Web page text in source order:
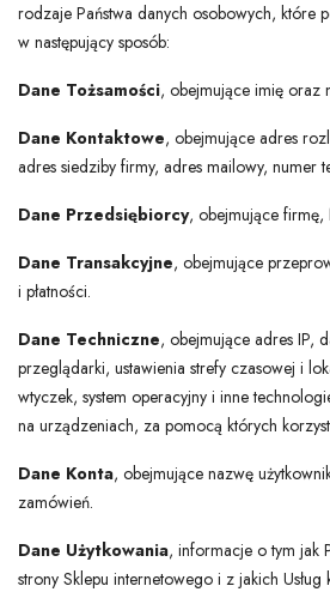
rodzaje Państwa danych osobowych, które
w następujący sposób:
Dane Tożsamości, obejmujące imię oraz
Dane Kontaktowe, obejmujące adres
adres siedziby firmy, adres mailowy, numer
Dane Przedsiębiorcy, obejmujące firmę,
Dane Transakcyjne, obejmujące
i płatności.
Dane Techniczne, obejmujące adres IP,
przeglądarki, ustawienia strefy czasowej i
wtyczek, system operacyjny i inne
na urządzeniach, za pomocą których
Dane Konta, obejmujące nazwę
zamówień.
Dane Użytkowania, informacje o tym jak
strony Sklepu internetowego i z jakich Usług